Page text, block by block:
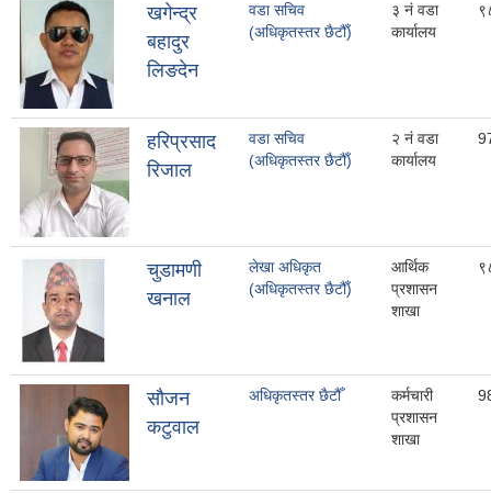
खगेन्द्र
बहादुर
लिङदेन
वडा सचिव
(अधिकृतस्तर छैटौँ)
३ नं वडा
कार्यालय
हरिप्रसाद
रिजाल
वडा सचिव
(अधिकृतस्तर छैटौँ)
२ नं वडा
कार्यालय
चुडामणी
खनाल
लेखा अधिकृत
(अधिकृतस्तर छैटौँ)
आर्थिक
प्रशासन
शाखा
साैजन
कटुवाल
अधिकृतस्तर छैटौँ
कर्मचारी
प्रशासन
शाखा